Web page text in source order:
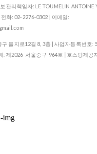
관리책임자: LE TOUMELIN ANTOINE
전화: 02-2276-0302 | 이메일:
을지로12길 8, 3층 | 사업자등록번호:
: 제2026-서울중구-964호 | 호스팅제공